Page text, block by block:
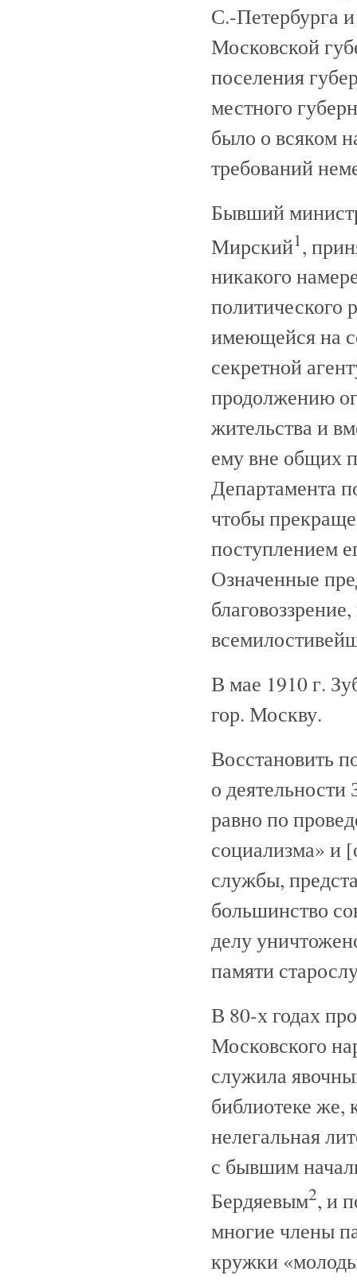
С.-Петербурга
Московской
поселения
местного
было о всяком
требований
Бывший
Мирский1,
никакого
политического
имеющейся на
секретной
продолжению
жительства и
ему вне общих
Департамента
чтобы
поступлением
Означенные
В мае 1910 г.
гор. Москву.
Восстановить
о деятельности
равно по
социализма» и
службы,
большинство
делу
памяти
В 80-х годах
Московского
служила
библиотеке же,
нелегальная
с бывшим
Бердяевым2, и
многие члены
кружки